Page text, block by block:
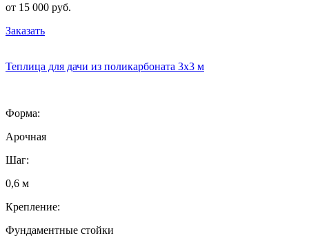
от 15 000 руб.
Заказать
Теплица для дачи из поликарбоната 3х3 м
Форма:
Арочная
Шаг:
0,6 м
Крепление:
Фундаментные стойки